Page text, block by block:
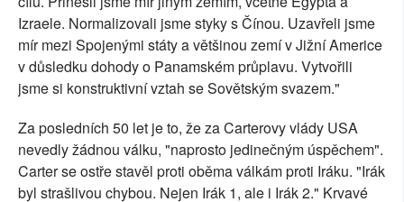
Izraele. Normalizovali jsme styky s Čínou. Uzavřeli jsme
mír mezi Spojenými státy a většinou zemí v Jižní Americe
v důsledku dohody o Panamském průplavu. Vytvořili
jsme si konstruktivní vztah se Sovětským svazem."
Za posledních 50 let je to, že za Carterovy vlády USA
nevedly žádnou válku, "naprosto jedinečným úspěchem".
Carter se ostře stavěl proti oběma válkám proti Iráku. "Irák
byl strašlivou chybou. Nejen Irák 1, ale i Irák 2." Krvavé